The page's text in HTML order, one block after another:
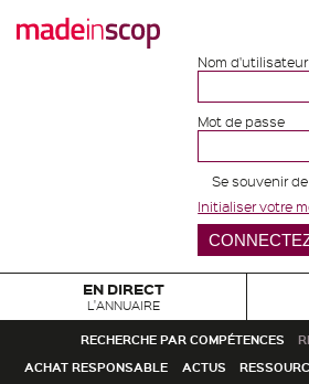
Nom
Mot de passe
Se souvenir
Initialiser votre
EN DIRECT
L'ANNUAIRE
RECHERCHE PAR COMPÉTENCES
ACHAT RESPONSABLE
ACTUS